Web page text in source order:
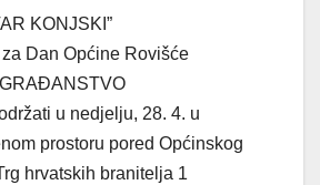
KONJSKI”
Dan Općine Rovišće
u nedjelju, 28. 4. u
prostoru pored Općinskog
hrvatskih branitelja 1